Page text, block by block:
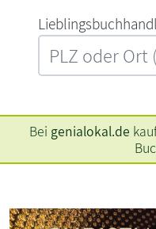
Bei genialokal.de